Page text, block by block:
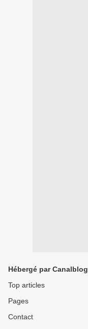
Hébergé par Canalblog
Top articles
Pages
Contact